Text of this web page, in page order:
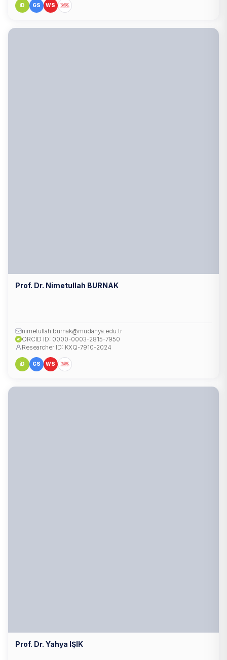
iD GS WS
Prof. Dr. Nimetullah BURNAK
nimetullah.burnak@mudanya.edu.tr
iD ORCID ID: 0000-0003-2815-7950
Researcher ID: KXQ-7910-2024
iD GS WS
Prof. Dr. Yahya IŞIK